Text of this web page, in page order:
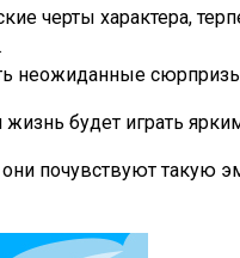
черты характера,
неожиданные
будет играть
почувствуют такую